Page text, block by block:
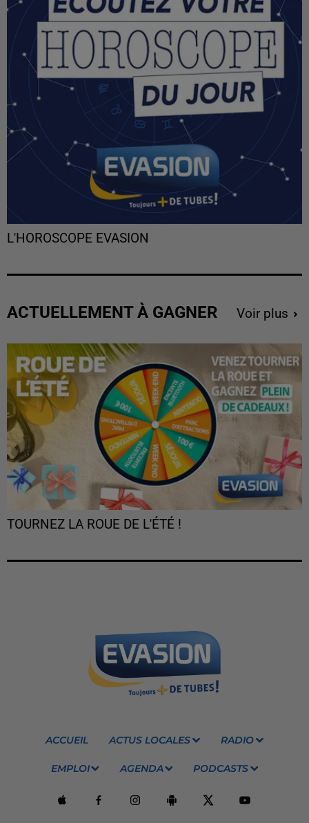
L'HOROSCOPE EVASION
ACTUELLEMENT À GAGNER Voir plus
TOURNEZ LA ROUE DE L'ÉTÉ !
ACCUEIL ACTUS LOCALES RADIO
EMPLOI AGENDA PODCASTS